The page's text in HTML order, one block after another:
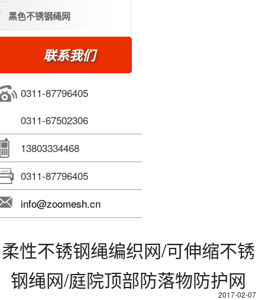
黑色不锈钢绳网
联系我们
0311-87796405
0311-67502306
13803334468
0311-87796405
info@zoomesh.cn
柔性不锈钢绳编织网/可伸缩不锈
钢绳网/庭院顶部防落物防护网
2017-02-07